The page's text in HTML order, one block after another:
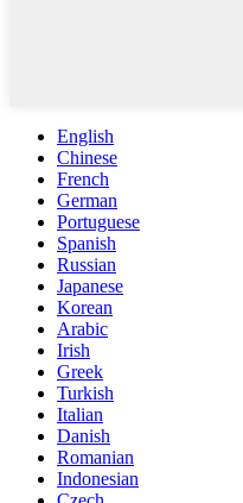
English
Chinese
French
German
Portuguese
Spanish
Russian
Japanese
Korean
Arabic
Irish
Greek
Turkish
Italian
Danish
Romanian
Indonesian